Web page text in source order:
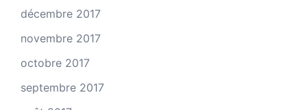
décembre 2017
novembre 2017
octobre 2017
septembre 2017